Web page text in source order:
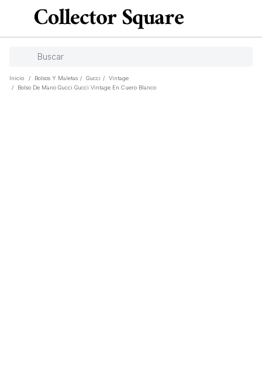
Inicio / Bolsos Y Maletas / Gucci /
Vintage
/
Bolso De Mano Gucci Gucci Vintage En Cuero Blanco